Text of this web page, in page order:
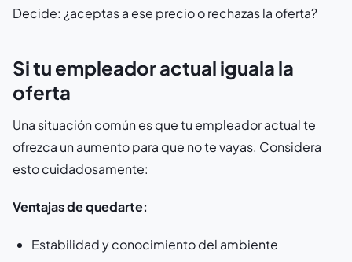
Decide: ¿aceptas a ese precio o rechazas la oferta?
Si tu empleador actual iguala la
oferta
Una situación común es que tu empleador actual te
ofrezca un aumento para que no te vayas. Considera
esto cuidadosamente:
Ventajas de quedarte:
Estabilidad y conocimiento del ambiente